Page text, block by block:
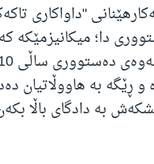
"داواکاری
دا؛ میکانیزمێکە
و ڕێگە بە هاووڵاتیان
بە دادگای باڵا